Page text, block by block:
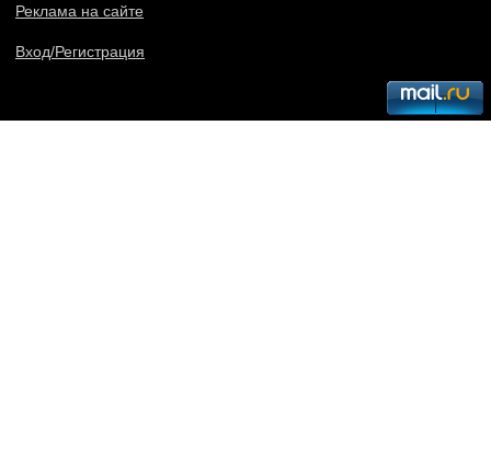
Реклама на сайте
Вход/Регистрация